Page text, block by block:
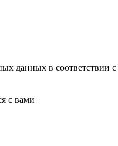
данных в соответствии с
с вами